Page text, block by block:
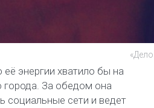
энергии хватило бы на
За обедом она
социальные сети и ведет